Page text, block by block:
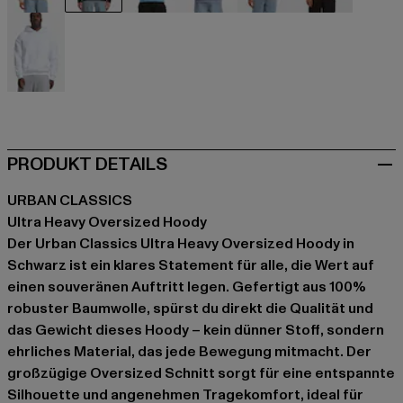
beige
PRODUKT DETAILS
URBAN CLASSICS
Ultra Heavy Oversized Hoody
Der Urban Classics Ultra Heavy Oversized Hoody in
Schwarz ist ein klares Statement für alle, die Wert auf
einen souveränen Auftritt legen. Gefertigt aus 100%
robuster Baumwolle, spürst du direkt die Qualität und
das Gewicht dieses Hoody – kein dünner Stoff, sondern
ehrliches Material, das jede Bewegung mitmacht. Der
großzügige Oversized Schnitt sorgt für eine entspannte
Silhouette und angenehmen Tragekomfort, ideal für